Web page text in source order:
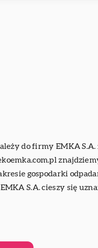
do firmy EMKA
gospodarki
S.A. cieszy się